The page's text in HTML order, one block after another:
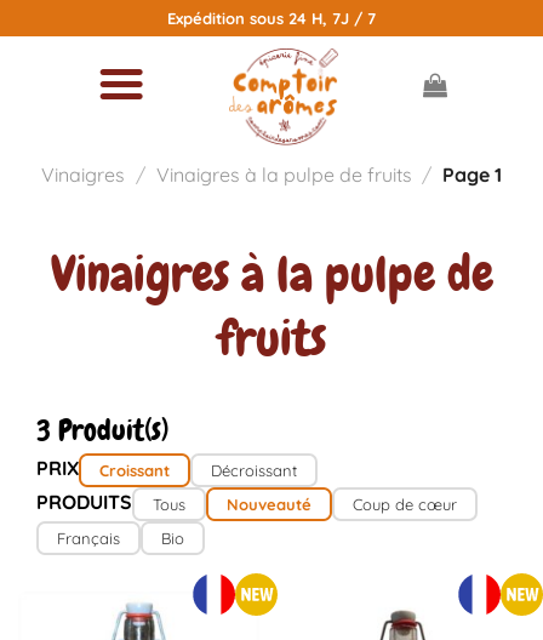
au
Expédition sous 24 H, 7J / 7
Vinaigres / Vinaigres à la pulpe de fruits / Page 1
Vinaigres à la pulpe de
fruits
3 Produit(s)
PRIX Croissant Décroissant
PRODUITS Tous Nouveauté
Coup de cœur
Français
Bio